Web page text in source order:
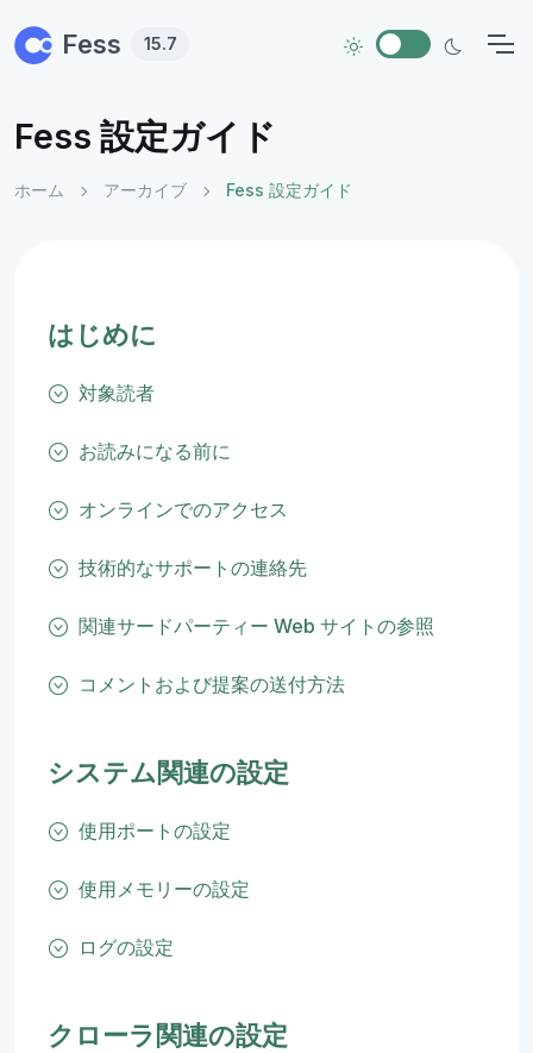
Fess 15.7
Fess 設定ガイド
ホーム アーカイブ Fess 設定ガイド
はじめに
対象読者
お読みになる前に
オンラインでのアクセス
技術的なサポートの連絡先
関連サードパーティー Web サイトの参照
コメントおよび提案の送付方法
システム関連の設定
使用ポートの設定
使用メモリーの設定
ログの設定
クローラ関連の設定